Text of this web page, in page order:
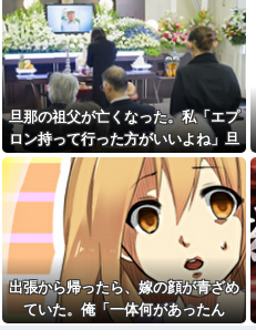
実家を継いだのは自分だと次
男を追い出そうとした長男に次
男が「え、この家って継ぐほど
の何かがあったの？」と返し
た。すると…
年収1500万の父が退職。父
「退職金も渡したよな？」母
「貯金なんてないよー」父「全
部なくなったの！？」→予想外
の返事に家族騒然となり…
友人「この名前にしたい！」
夫「それ漫画のキャラだろ…」
→子供の名付けを巡って夫婦が
大揉めになり…
「まっちゃんぐらい稼いでた
ら最終的には許すかもｗ」って
言ったら旦那が突然怒り出し
た。このまま情まで枯渇しそう
出張から帰ったら、嫁の顔が
旦那の祖父が亡くなった。私「エプ
ロン持って行った方がいいよね」旦
那「余計な出費すんな。そんなもん
買うなら今後一切金を出さねぇぞ」
私「えっ…」
出張から帰ったら、嫁の顔が青ざめ
ていた。俺「一体何があったん